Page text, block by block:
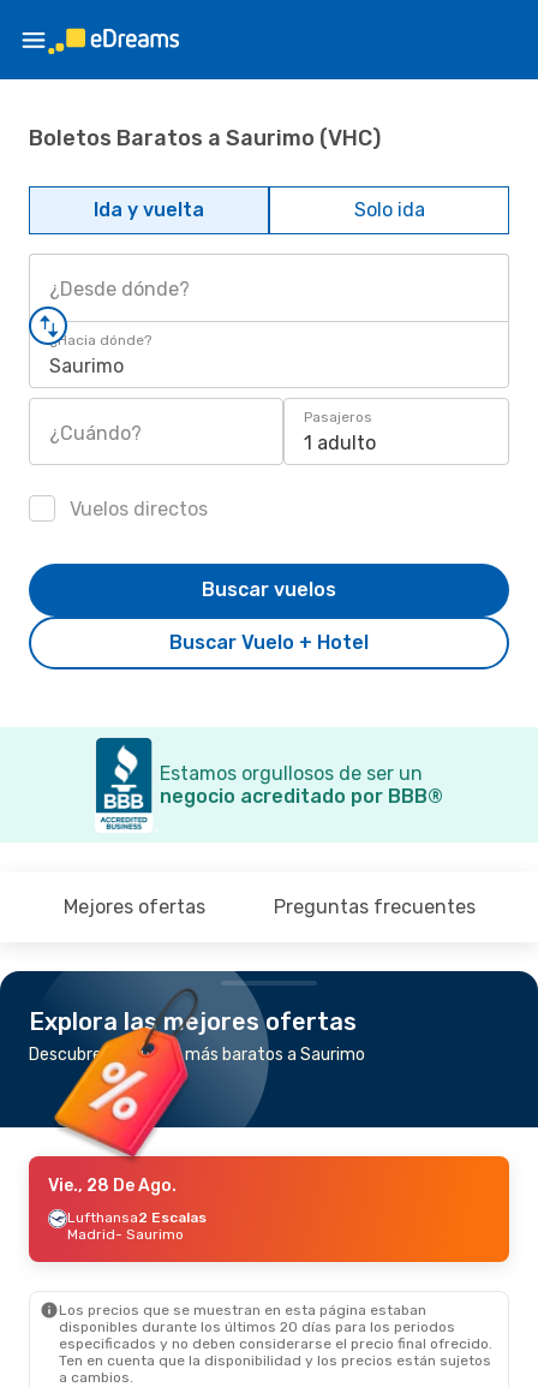
Boletos Baratos a Saurimo (VHC)
Ida y vuelta Solo ida
¿Desde dónde?
¿Hacia dónde?
Saurimo
¿Cuándo?
Pasajeros
1 adulto
Vuelos directos
Buscar Vuelo + Hotel
Buscar vuelos
Estamos orgullosos de ser un
negocio acreditado por BBB®
Mejores ofertas Preguntas frecuentes
Explora las mejores ofertas
Descubre los vuelos más baratos a Saurimo
Vie., 28 De Ago.
Lufthansa2 Escalas
Madrid- Saurimo
Los precios que se muestran en esta página estaban
disponibles durante los últimos 20 días para los periodos
especificados y no deben considerarse el precio final ofrecido.
Ten en cuenta que la disponibilidad y los precios están sujetos
a cambios.